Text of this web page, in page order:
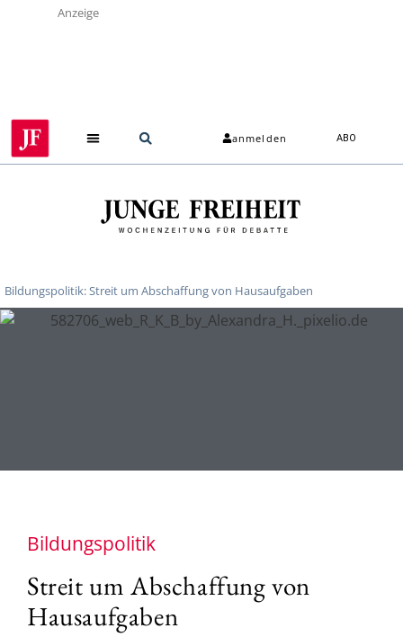
Anzeige
anmelden ABO
Bildungspolitik: Streit um Abschaffung von Hausaufgaben
Bildungspolitik
Streit um Abschaffung von
Hausaufgaben